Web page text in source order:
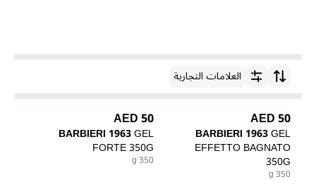
ترتيب حسبالعلامات التجارية
50 AED
BARBIERI 1963GEL
EFFETTO BAGNATO
350G
350 g
50 AED
BARBIERI 1963GEL
FORTE 350G
350 g